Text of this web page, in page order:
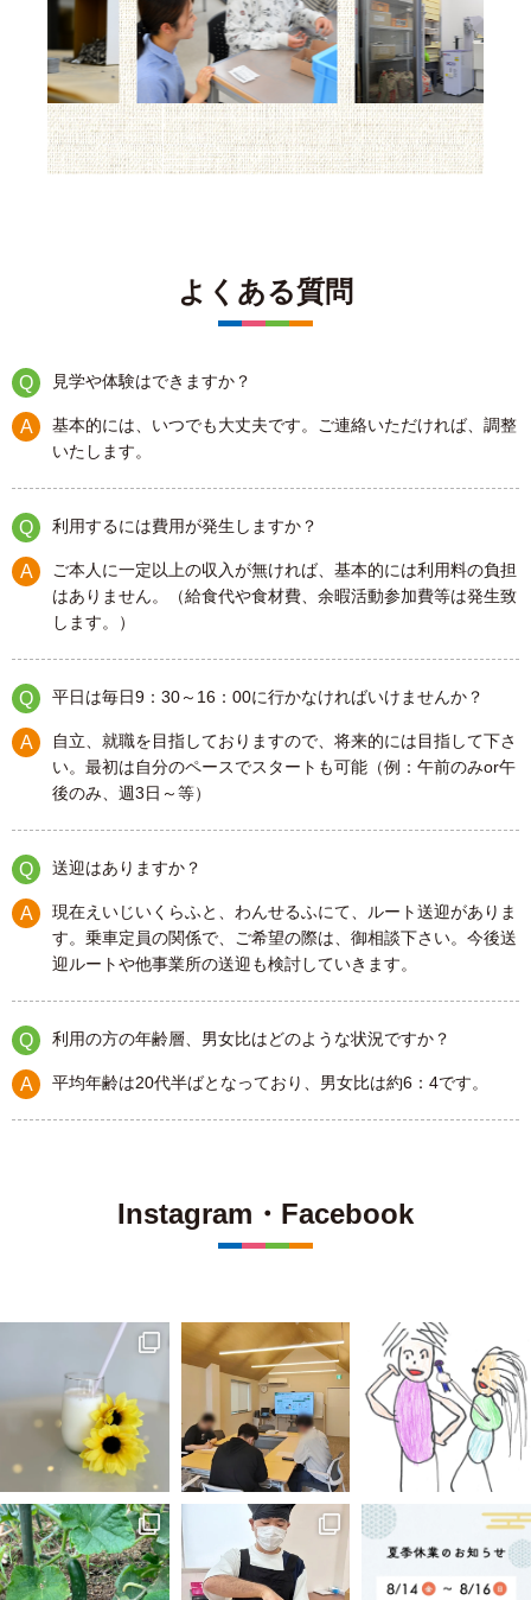
よくある質問
見学や体験はできますか？
基本的には、いつでも大丈夫です。ご連絡いただければ、調整
いたします。
利用するには費用が発生しますか？
ご本人に一定以上の収入が無ければ、基本的には利用料の負担
はありません。（給食代や食材費、余暇活動参加費等は発生致
します。）
平日は毎日9：30～16：00に行かなければいけませんか？
自立、就職を目指しておりますので、将来的には目指して下さ
い。最初は自分のペースでスタートも可能（例：午前のみor午
後のみ、週3日～等）
送迎はありますか？
現在えいじいくらふと、わんせるふにて、ルート送迎がありま
す。乗車定員の関係で、ご希望の際は、御相談下さい。今後送
迎ルートや他事業所の送迎も検討していきます。
利用の方の年齢層、男女比はどのような状況ですか？
平均年齢は20代半ばとなっており、男女比は約6：4です。
Instagram・Facebook